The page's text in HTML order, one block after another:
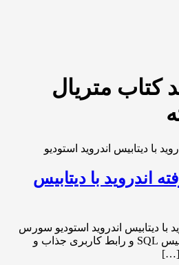
کتاب متریال
اندروید با دیتابیس
با دیتابیس اندروید استودیو سورس
پیشرفته کتاب اندروید با دیتابیس SQL و رابط کاربری جذاب و